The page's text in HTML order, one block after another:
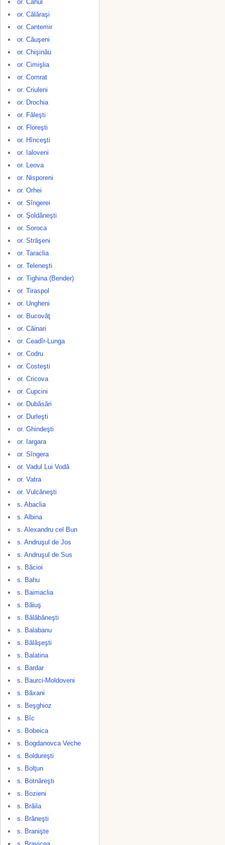
or. Cahul
or. Călăraşi
or. Cantemir
or. Căuşeni
or. Chişinău
or. Cimişlia
or. Comrat
or. Criuleni
or. Drochia
or. Făleşti
or. Floreşti
or. Hînceşti
or. Ialoveni
or. Leova
or. Nisporeni
or. Orhei
or. Sîngerei
or. Şoldăneşti
or. Soroca
or. Străşeni
or. Taraclia
or. Teleneşti
or. Tighina (Bender)
or. Tiraspol
or. Ungheni
or. Bucovăţ
or. Căinari
or. Ceadîr-Lunga
or. Codru
or. Costeşti
or. Cricova
or. Cupcini
or. Dubăsări
or. Durleşti
or. Ghindeşti
or. Iargara
or. Sîngera
or. Vadul Lui Vodă
or. Vatra
or. Vulcăneşti
s. Abaclia
s. Albina
s. Alexandru cel Bun
s. Andruşul de Jos
s. Andruşul de Sus
s. Băcioi
s. Bahu
s. Baimaclia
s. Băiuş
s. Bălăbăneşti
s. Balabanu
s. Bălăşeşti
s. Balatina
s. Bardar
s. Baurci-Moldoveni
s. Băxani
s. Beşghioz
s. Bîc
s. Bobeica
s. Bogdanovca Veche
s. Boldureşti
s. Bolţun
s. Botnăreşti
s. Bozieni
s. Brăila
s. Brăneşti
s. Branişte